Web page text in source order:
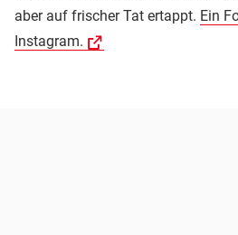
aber auf frischer Tat ertappt. Ein
Instagram.